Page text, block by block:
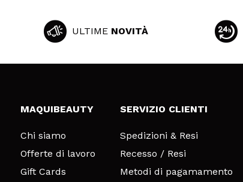
ULTIME NOVITÀ
MAQUIBEAUTY
Chi siamo
Offerte di lavoro
Gift Cards
SERVIZIO CLIENTI
Spedizioni & Resi
Recesso / Resi
Metodi di pagamamento